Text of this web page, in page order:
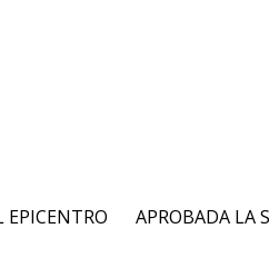
EPICENTRO
APROBADA LA